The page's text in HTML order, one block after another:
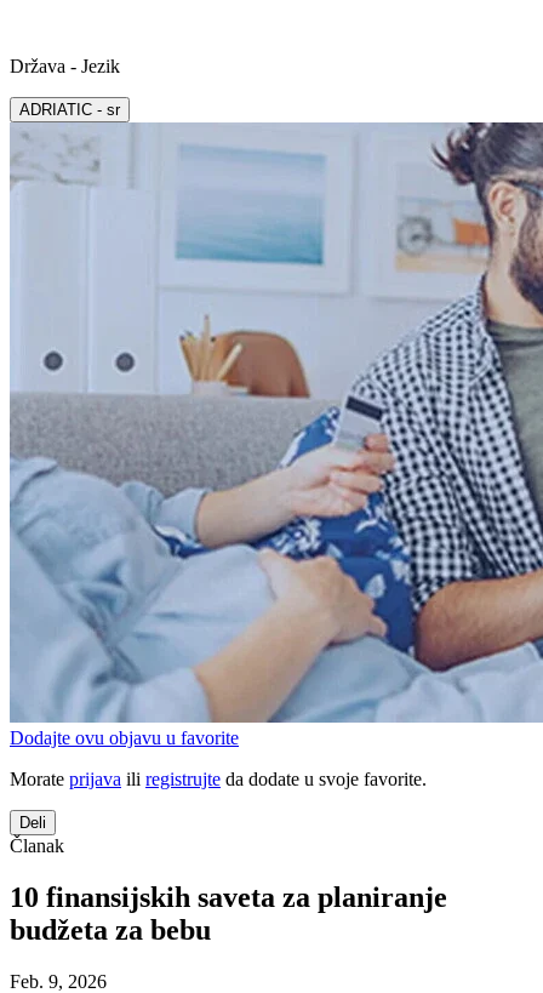
Država - Jezik
ADRIATIC - sr
Dodajte ovu objavu u favorite
Morate prijava ili registrujte da dodate u svoje favorite.
Deli
Članak
10 finansijskih saveta za planiranje
budžeta za bebu
Feb. 9, 2026